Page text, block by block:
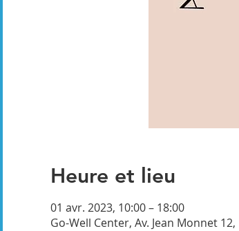
Heure et lieu
01 avr. 2023, 10:00 – 18:00
Go-Well Center, Av. Jean Monnet